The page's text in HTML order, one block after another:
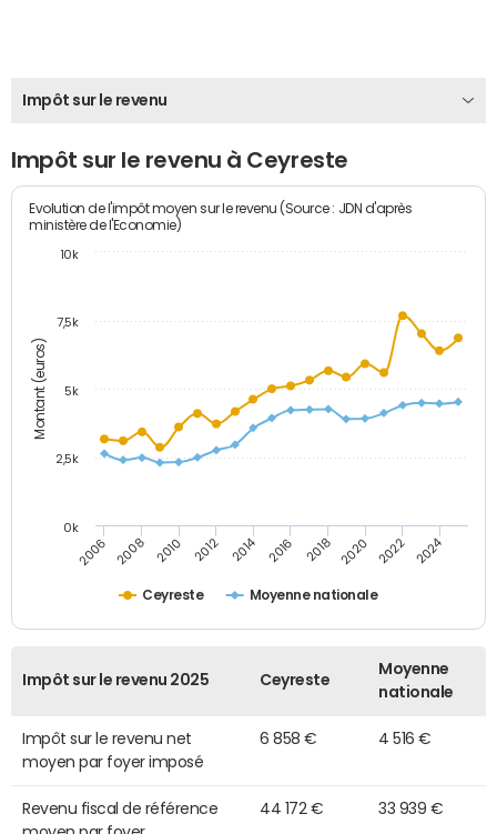
Impôt sur le revenu
Impôt sur le revenu à Ceyreste
Montant (euros)
Evolution de l'impôt moyen sur le revenu (Source : JDN d'après
ministère de l'Economie)
Ceyreste Moyenne nationale
2006 2008 2010 2012 2014 2016 2018 2020 2022 2024
0k
10k
2,5k
5k
7,5k
Impôt sur le revenu 2025 Ceyreste
Moyenne
nationale
Impôt sur le revenu net
moyen par foyer imposé
6 858 € 4 516 €
Revenu fiscal de référence
44 172 € 33 939 €